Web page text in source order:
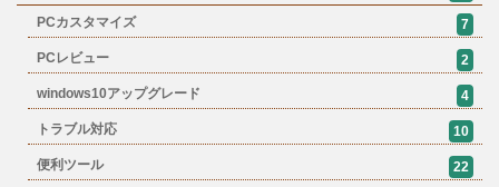
PCカスタマイズ
7
PCレビュー 2
windows10アップグレード 4
トラブル対応 10
便利ツール 22